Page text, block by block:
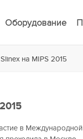
Оборудование
на MIPS 2015
в